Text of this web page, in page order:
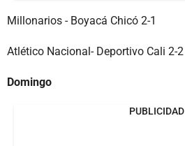
Millonarios - Boyacá Chicó 2-1
Atlético Nacional- Deportivo Cali 2-2
Domingo
PUBLICIDAD